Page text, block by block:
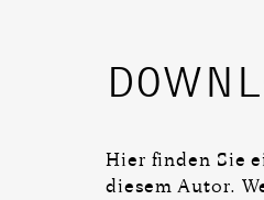
Hier finden Sie
diesem Autor.